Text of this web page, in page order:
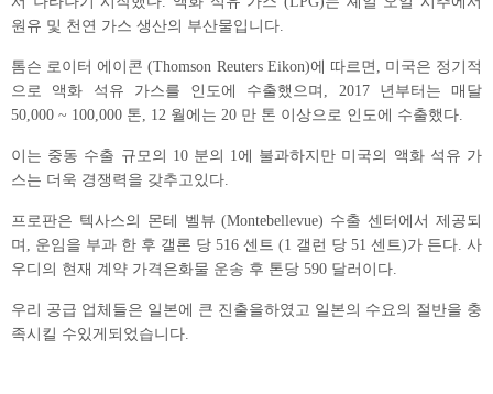
원유 및 천연 가스 생산의 부산물입니다.
톰슨 로이터 에이콘 (Thomson Reuters Eikon)에 따르면, 미국은 정기적
으로 액화 석유 가스를 인도에 수출했으며, 2017 년부터는 매달
50,000 ~ 100,000 톤, 12 월에는 20 만 톤 이상으로 인도에 수출했다.
이는 중동 수출 규모의 10 분의 1에 불과하지만 미국의 액화 석유 가
스는 더욱 경쟁력을 갖추고있다.
프로판은 텍사스의 몬테 벨뷰 (Montebellevue) 수출 센터에서 제공되
며, 운임을 부과 한 후 갤론 당 516 센트 (1 갤런 당 51 센트)가 든다. 사
우디의 현재 계약 가격은화물 운송 후 톤당 590 달러이다.
우리 공급 업체들은 일본에 큰 진출을하였고 일본의 수요의 절반을 충
족시킬 수있게되었습니다.